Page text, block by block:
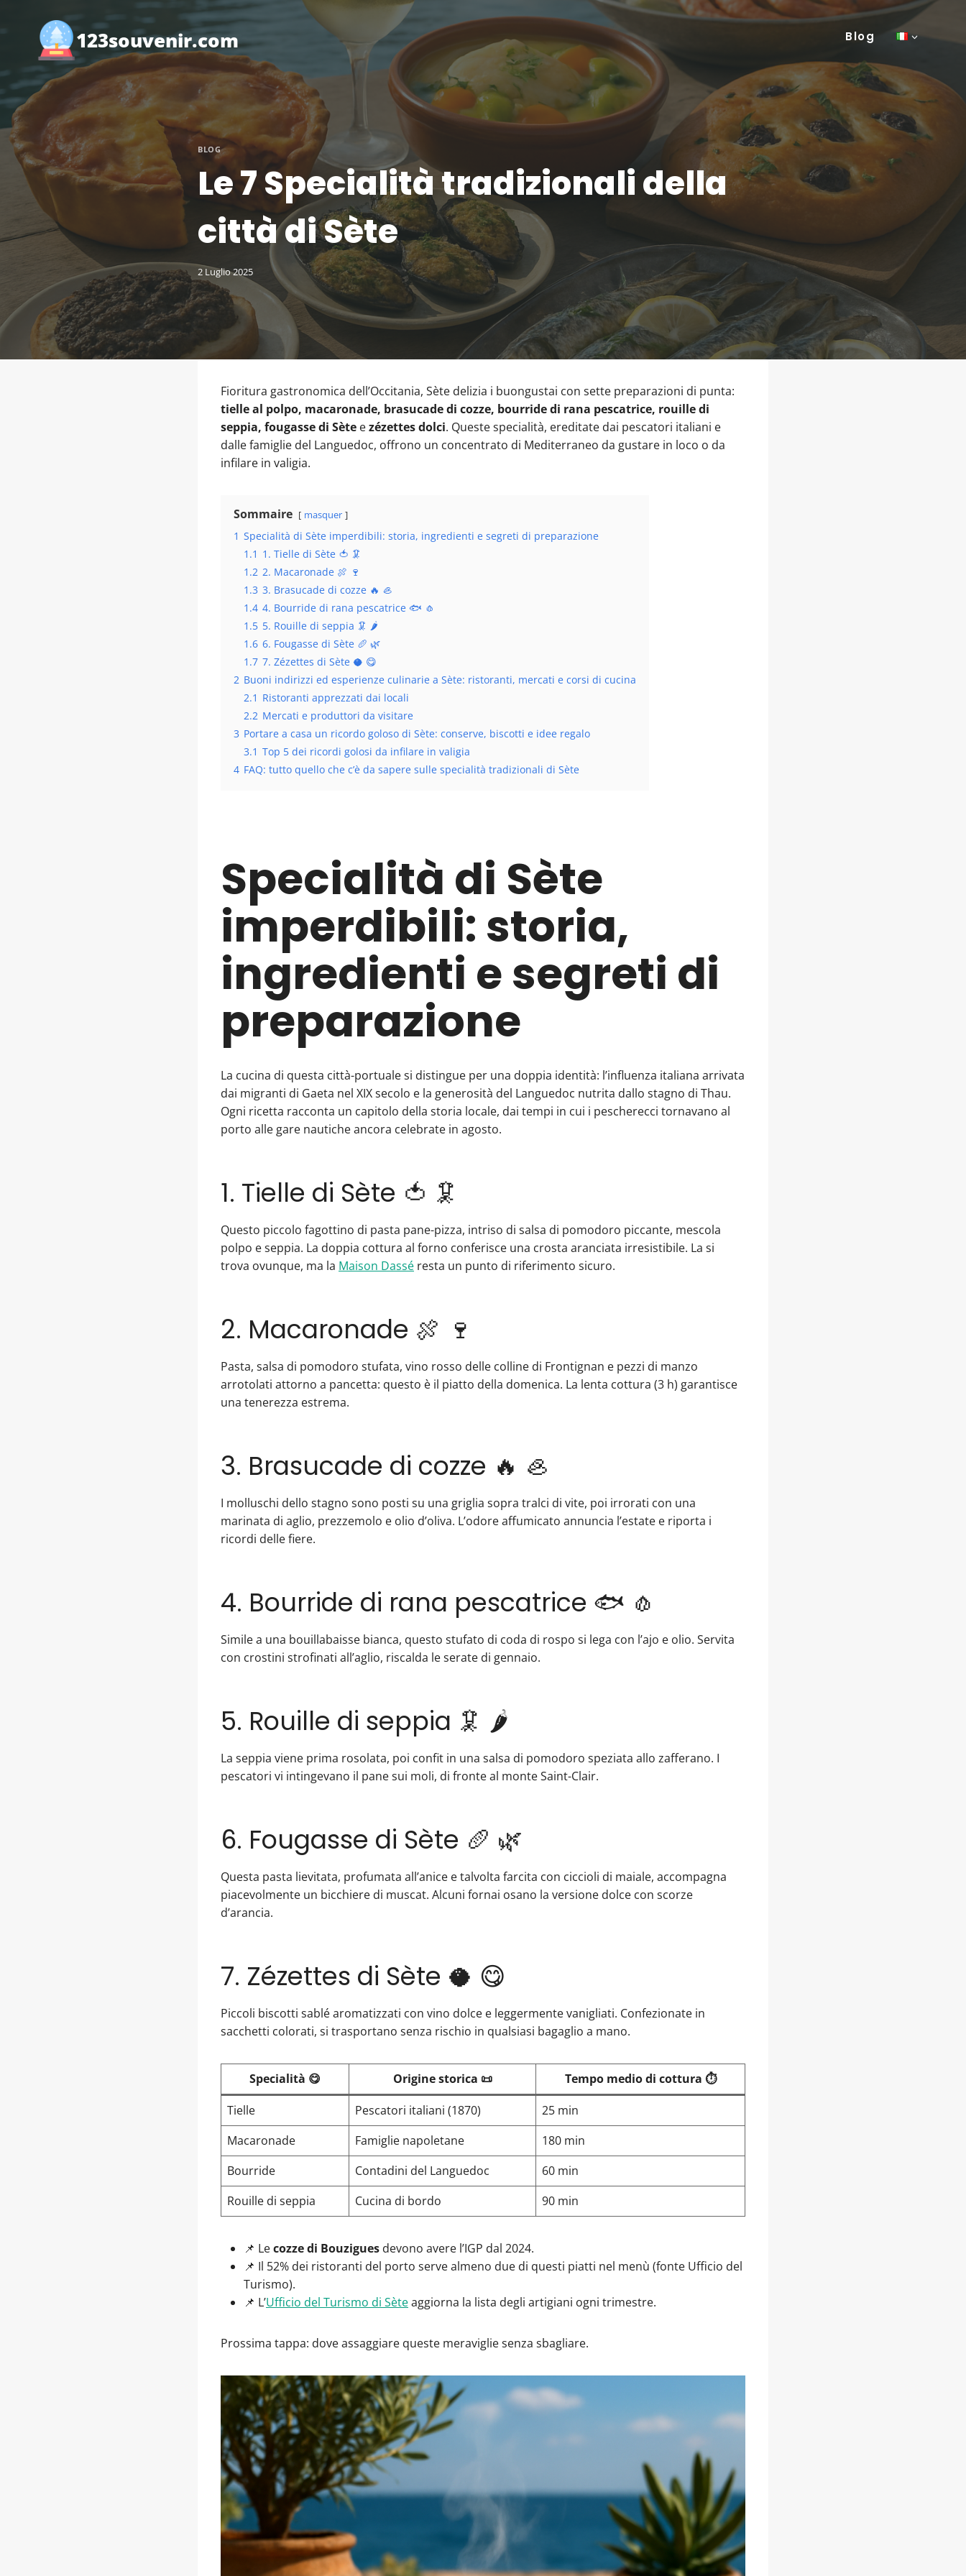
contenuto
123souvenir.com Blog
BLOG
Le 7 Specialità tradizionali della
città di Sète
2 Luglio 2025
Fioritura gastronomica dell’Occitania, Sète delizia i buongustai con sette preparazioni di punta:
tielle al polpo, macaronade, brasucade di cozze, bourride di rana pescatrice, rouille di
seppia, fougasse di Sète ezézettes dolci. Queste specialità, ereditate dai pescatori italiani e
dalle famiglie del Languedoc, offrono un concentrato di Mediterraneo da gustare in loco o da
infilare in valigia.
Sommaire masquer
1 Specialità di Sète imperdibili: storia, ingredienti e segreti di preparazione
1.1 1. Tielle di Sète 🍅 🦑
1.2 2. Macaronade 🍖 🍷
1.3 3. Brasucade di cozze 🔥 🦪
1.4 4. Bourride di rana pescatrice 🐟 🧄
1.5 5. Rouille di seppia 🦑 🌶️
1.6 6. Fougasse di Sète 🥖 🌿
1.7 7. Zézettes di Sète 🥥 😋
2 Buoni indirizzi ed esperienze culinarie a Sète: ristoranti, mercati e corsi di cucina
2.1 Ristoranti apprezzati dai locali
2.2 Mercati e produttori da visitare
3 Portare a casa un ricordo goloso di Sète: conserve, biscotti e idee regalo
3.1 Top 5 dei ricordi golosi da infilare in valigia
4 FAQ: tutto quello che c’è da sapere sulle specialità tradizionali di Sète
Specialità di Sète
imperdibili: storia,
ingredienti e segreti di
preparazione
La cucina di questa città-portuale si distingue per una doppia identità: l’influenza italiana arrivata
dai migranti di Gaeta nel XIX secolo e la generosità del Languedoc nutrita dallo stagno di Thau.
Ogni ricetta racconta un capitolo della storia locale, dai tempi in cui i pescherecci tornavano al
porto alle gare nautiche ancora celebrate in agosto.
1. Tielle di Sète 🍅 🦑
Questo piccolo fagottino di pasta pane-pizza, intriso di salsa di pomodoro piccante, mescola
polpo e seppia. La doppia cottura al forno conferisce una crosta aranciata irresistibile. La si
trova ovunque, ma la Maison Dassé resta un punto di riferimento sicuro.
2. Macaronade 🍖 🍷
Pasta, salsa di pomodoro stufata, vino rosso delle colline di Frontignan e pezzi di manzo
arrotolati attorno a pancetta: questo è il piatto della domenica. La lenta cottura (3 h) garantisce
una tenerezza estrema.
3. Brasucade di cozze 🔥 🦪
I molluschi dello stagno sono posti su una griglia sopra tralci di vite, poi irrorati con una
marinata di aglio, prezzemolo e olio d’oliva. L’odore affumicato annuncia l’estate e riporta i
ricordi delle fiere.
4. Bourride di rana pescatrice 🐟 🧄
Simile a una bouillabaisse bianca, questo stufato di coda di rospo si lega con l’ajo e olio. Servita
con crostini strofinati all’aglio, riscalda le serate di gennaio.
5. Rouille di seppia 🦑 🌶️
La seppia viene prima rosolata, poi confit in una salsa di pomodoro speziata allo zafferano. I
pescatori vi intingevano il pane sui moli, di fronte al monte Saint-Clair.
6. Fougasse di Sète 🥖 🌿
Questa pasta lievitata, profumata all’anice e talvolta farcita con ciccioli di maiale, accompagna
piacevolmente un bicchiere di muscat. Alcuni fornai osano la versione dolce con scorze
d’arancia.
7. Zézettes di Sète 🥥 😋
Piccoli biscotti sablé aromatizzati con vino dolce e leggermente vanigliati. Confezionate in
sacchetti colorati, si trasportano senza rischio in qualsiasi bagaglio a mano.
Specialità 😋 Origine storica 📜
Tempo medio di cottura ⏱️
Tielle
Pescatori italiani (1870)
25 min
Macaronade
Famiglie napoletane
180 min
Bourride
Contadini del Languedoc
60 min
Rouille di seppia
Cucina di bordo 90 min
📌 Lecozze di Bouzigues devono avere l’IGP dal 2024.
📌 Il 52% dei ristoranti del porto serve almeno due di questi piatti nel menù (fonte Ufficio del
Turismo).
📌 L’Ufficio del Turismo di Sèteaggiorna la lista degli artigiani ogni trimestre.
Prossima tappa: dove assaggiare queste meraviglie senza sbagliare.